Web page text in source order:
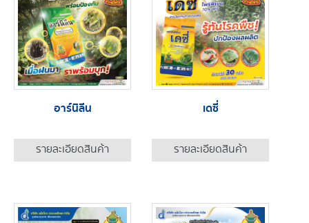
อาร์นิลีน
รายละเอียดสินค้า
เดซี่
รายละเอียดสินค้า